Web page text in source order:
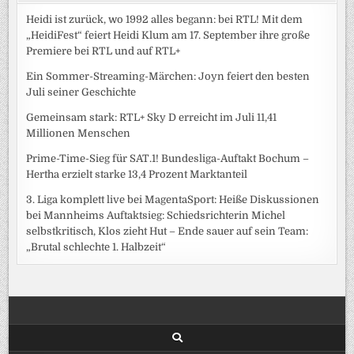
Heidi ist zurück, wo 1992 alles begann: bei RTL! Mit dem
„HeidiFest“ feiert Heidi Klum am 17. September ihre große
Premiere bei RTL und auf RTL+
Ein Sommer-Streaming-Märchen: Joyn feiert den besten
Juli seiner Geschichte
Gemeinsam stark: RTL+ Sky D erreicht im Juli 11,41
Millionen Menschen
Prime-Time-Sieg für SAT.1! Bundesliga-Auftakt Bochum –
Hertha erzielt starke 13,4 Prozent Marktanteil
3. Liga komplett live bei MagentaSport: Heiße Diskussionen
bei Mannheims Auftaktsieg: Schiedsrichterin Michel
selbstkritisch, Klos zieht Hut – Ende sauer auf sein Team:
„Brutal schlechte 1. Halbzeit“